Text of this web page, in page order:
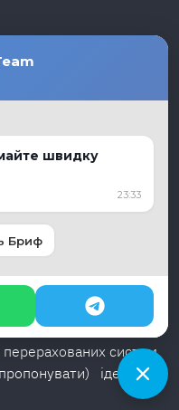
ЯКУ
не в лінощах — а
рідко
Ми не боїмося
перерахованих систем
ідеї для
швидку
23:33
Бриф